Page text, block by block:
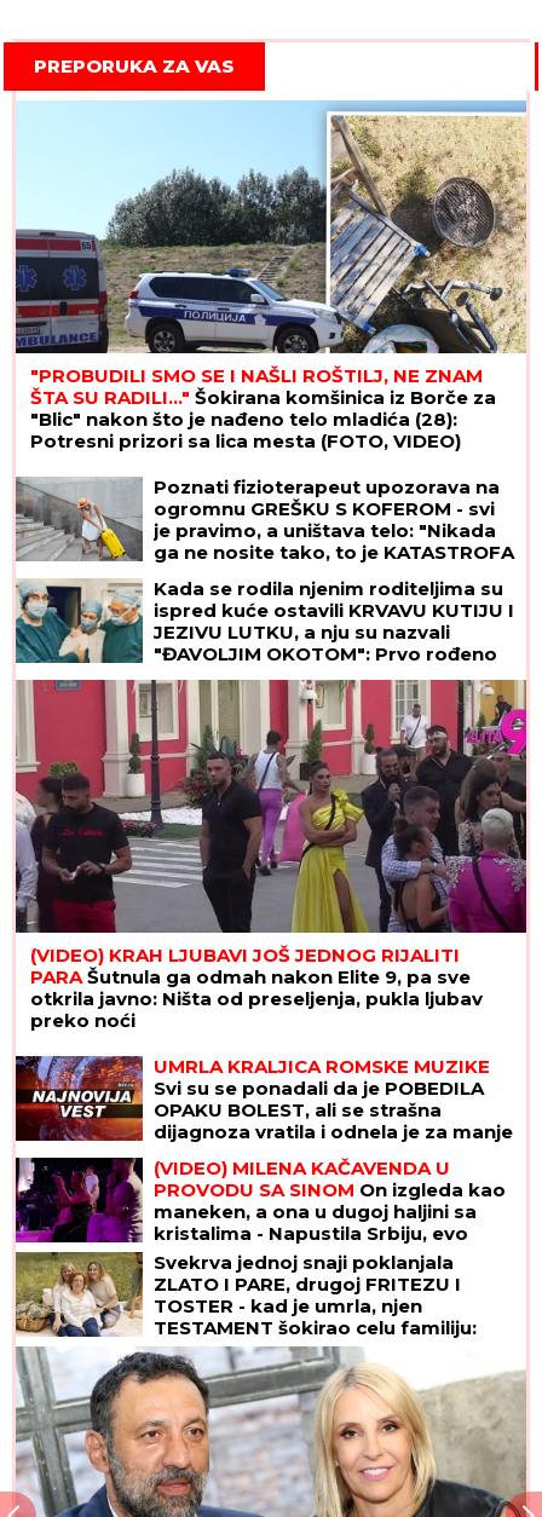
PREPORUKA ZA VAS
"PROBUDILI SMO SE I NAŠLI ROŠTILJ, NE ZNAM
ŠTA SU RADILI..." Šokirana komšinica iz Borče za
"Blic" nakon što je nađeno telo mladića (28):
Potresni prizori sa lica mesta (FOTO, VIDEO)
Poznati fizioterapeut upozorava na
ogromnu GREŠKU S KOFEROM - svi
je pravimo, a uništava telo: "Nikada
ga ne nosite tako, to je KATASTROFA
Kada se rodila njenim roditeljima su
ispred kuće ostavili KRVAVU KUTIJU I
JEZIVU LUTKU, a nju su nazvali
"ĐAVOLJIM OKOTOM": Prvo rođeno
DETE IZ EPRUVETE danas je žena od
47 godina i evo kroz šta je sve prošla
i kako dan
(VIDEO) KRAH LJUBAVI JOŠ JEDNOG RIJALITI
PARAŠutnula ga odmah nakon Elite 9, pa sve
otkrila javno: Ništa od preseljenja, pukla ljubav
preko noći
UMRLA KRALJICA ROMSKE MUZIKE
Svi su se ponadali da je POBEDILA
OPAKU BOLEST, ali se strašna
dijagnoza vratila i odnela je za manje
(VIDEO) MILENA KAČAVENDA U
PROVODU SA SINOM On izgleda kao
maneken, a ona u dugoj haljini sa
kristalima - Napustila Srbiju, evo
kako provodi vreme po izlasku iz
"Elite 9"
Svekrva jednoj snaji poklanjala
ZLATO I PARE, drugoj FRITEZU I
TOSTER - kad je umrla, njen
TESTAMENT šokirao celu familiju:
"Čista joj kuću, kuvala za nju, u
svemu joj pomagala"